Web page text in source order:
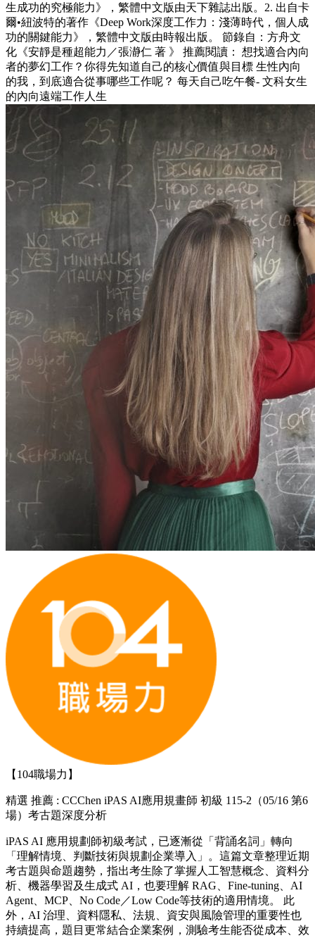
生成功的究極能力》，繁體中文版由天下雜誌出版。2. 出自卡
爾•紐波特的著作《Deep Work深度工作力：淺薄時代，個人成
功的關鍵能力》，繁體中文版由時報出版。 節錄自：方舟文
化《安靜是種超能力／張瀞仁 著 》 推薦閱讀： 想找適合內向
者的夢幻工作？你得先知道自己的核心價值與目標 生性內向
的我，到底適合從事哪些工作呢？ 每天自己吃午餐- 文科女生
的內向遠端工作人生
【104職場力】
精選 推薦 : CCChen iPAS AI應用規畫師 初級 115-2（05/16 第6
場）考古題深度分析
iPAS AI 應用規劃師初級考試，已逐漸從「背誦名詞」轉向
「理解情境、判斷技術與規劃企業導入」。這篇文章整理近期
考古題與命題趨勢，指出考生除了掌握人工智慧概念、資料分
析、機器學習及生成式 AI，也要理解 RAG、Fine-tuning、AI
Agent、MCP、No Code／Low Code等技術的適用情境。 此
外，AI 治理、資料隱私、法規、資安與風險管理的重要性也
持續提高，題目更常結合企業案例，測驗考生能否從成本、效